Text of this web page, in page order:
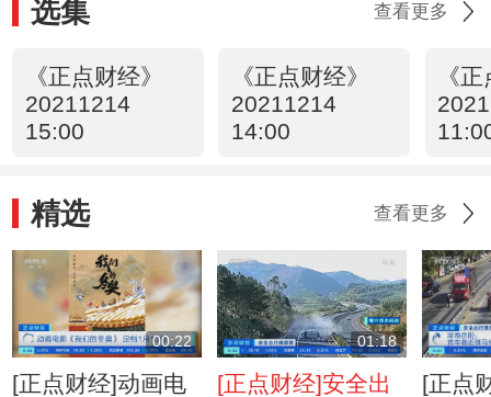
选集 查看更多
《正点财经》
20211214
15:00
《正点财经》
20211214
14:00
《
精选 查看更多
00:22
[正点财经]动画电
01:18
[正点财经]安全出
[正点